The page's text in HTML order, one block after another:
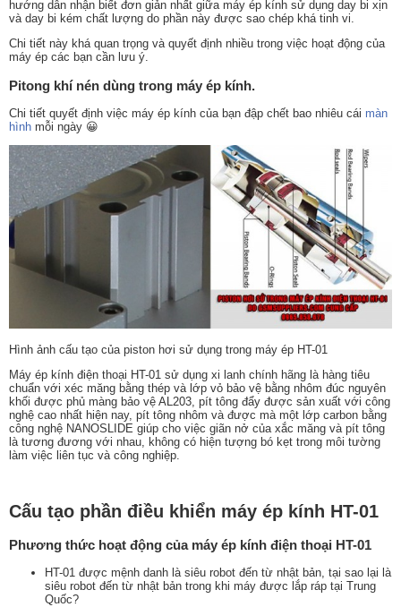
hướng dẫn nhận biết đơn giản nhất giữa máy ép kính sử dụng day bi xịn
và day bi kém chất lượng do phần này được sao chép khá tinh vi.
Chi tiết này khá quan trọng và quyết định nhiều trong việc hoạt động của
máy ép các bạn cần lưu ý.
Pitong khí nén dùng trong máy ép kính.
Chi tiết quyết định việc máy ép kính của bạn đập chết bao nhiêu cái màn
hình mỗi ngày 😀
Hình ảnh cấu tạo của piston hơi sử dụng trong máy ép HT-01
Máy ép kính điện thoại HT-01 sử dụng xi lanh chính hãng là hàng tiêu
chuẩn với xéc măng bằng thép và lớp vỏ bảo vệ bằng nhôm đúc nguyên
khối được phủ màng bảo vệ AL203, pít tông đẩy được sản xuất với công
nghệ cao nhất hiện nay, pít tông nhôm và được mà một lớp carbon bằng
công nghệ NANOSLIDE giúp cho việc giãn nở của xắc măng và pít tông
là tương đương với nhau, không có hiện tượng bó kẹt trong môi tường
làm việc liên tục và công nghiệp.
Cấu tạo phần điều khiển máy ép kính HT-01
Phương thức hoạt động của máy ép kính điện thoại HT-01
HT-01 được mệnh danh là siêu robot đến từ nhật bản, tại sao lại là
siêu robot đến từ nhật bản trong khi máy được lắp ráp tại Trung
Quốc?